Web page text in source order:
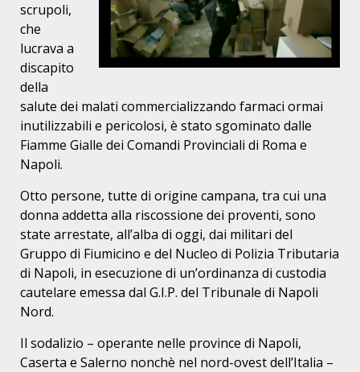
scrupoli,
che
lucrava a
discapito
della
salute dei malati commercializzando farmaci ormai
inutilizzabili e pericolosi, è stato sgominato dalle
Fiamme Gialle dei Comandi Provinciali di Roma e
Napoli.
Otto persone, tutte di origine campana, tra cui una
donna addetta alla riscossione dei proventi, sono
state arrestate, all’alba di oggi, dai militari del
Gruppo di Fiumicino e del Nucleo di Polizia Tributaria
di Napoli, in esecuzione di un’ordinanza di custodia
cautelare emessa dal G.I.P. del Tribunale di Napoli
Nord.
Il sodalizio – operante nelle province di Napoli,
Caserta e Salerno nonchè nel nord-ovest dell’Italia –